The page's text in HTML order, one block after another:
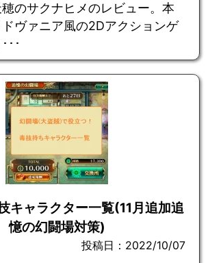
のサクナヒメのレビュー。本
ヴァニア風の2Dアクションゲ
･･
キャラクター一覧(11月追加追
憶の幻闘場対策)
投稿日：2022/10/07